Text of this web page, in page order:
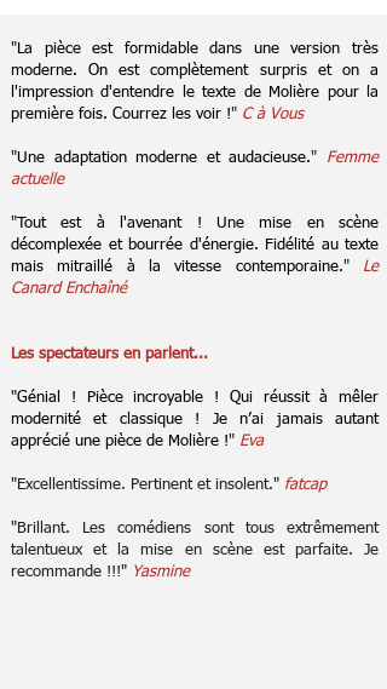
"La pièce est formidable dans une version très
moderne. On est complètement surpris et on a
l'impression d'entendre le texte de Molière pour la
première fois. Courrez les voir !" C à Vous
"Une adaptation moderne et audacieuse." Femme
actuelle
"Tout est à l'avenant ! Une mise en scène
décomplexée et bourrée d'énergie. Fidélité au texte
mais mitraillé à la vitesse contemporaine." Le
Canard Enchaîné
Les spectateurs en parlent...
"Génial ! Pièce incroyable ! Qui réussit à mêler
modernité et classique ! Je n’ai jamais autant
apprécié une pièce de Molière !" Eva
"Excellentissime. Pertinent et insolent." fatcap
"Brillant. Les comédiens sont tous extrêmement
talentueux et la mise en scène est parfaite. Je
recommande !!!" Yasmine